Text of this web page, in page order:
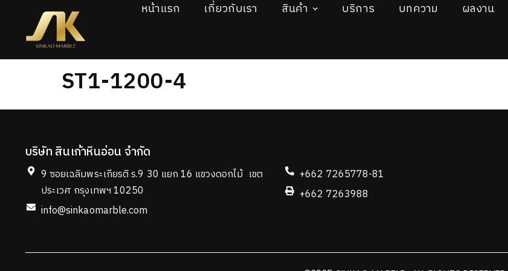
หน้าแรก เกี่ยวกับเรา สินค้า บริการ บทความ ผลงาน
ST1-1200-4
บริษัท สินเก้าหินอ่อน จำกัด
9 ซอยเฉลิมพระเกียรติ ร.9 30 แยก 16 แขวงดอกไม้ เขต
ประเวศ กรุงเทพฯ 10250
info@sinkaomarble.com
+662 7265778-81
+662 7263988